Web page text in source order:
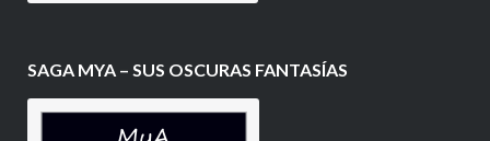
SAGA MYA – SUS OSCURAS FANTASÍAS